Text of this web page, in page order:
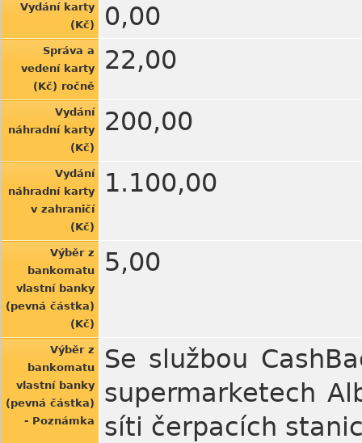
Vydání karty
(Kč)
0,00
Správa a
vedení karty
(Kč) ročně
22,00
Vydání
náhradní karty
(Kč)
200,00
Vydání
náhradní karty
v zahraničí
(Kč)
1.100,00
Výběr z
bankomatu
vlastní banky
(pevná částka)
(Kč)
5,00
Výběr z
bankomatu
vlastní banky
(pevná částka)
- Poznámka
Se službou
supermarketech
síti čerpacích